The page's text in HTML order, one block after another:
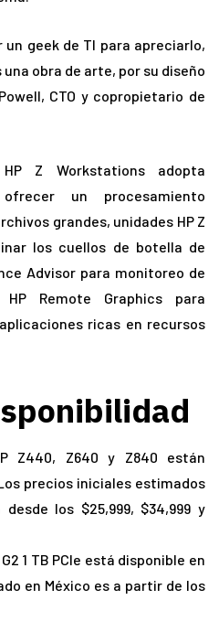
un geek de TI para apreciarlo,
obra de arte, por su diseño
CTO y copropietario de
Z Workstations adopta
un procesamiento
grandes, unidades HP Z
los cuellos de botella de
Advisor para monitoreo de
Remote Graphics para
ricas en recursos
Z440, Z640 y Z840 están
precios iniciales estimados
los $25,999, $34,999 y
1 TB PCIe está disponible en
en México es a partir de los